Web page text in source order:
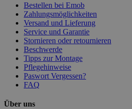
Bestellen bei Emob
Zahlungsmöglichkeiten
Versand und Lieferung
Service und Garantie
Stornieren oder retournieren
Beschwerde
Tipps zur Montage
Pflegehinweise
Paswort Vergessen?
FAQ
Über uns